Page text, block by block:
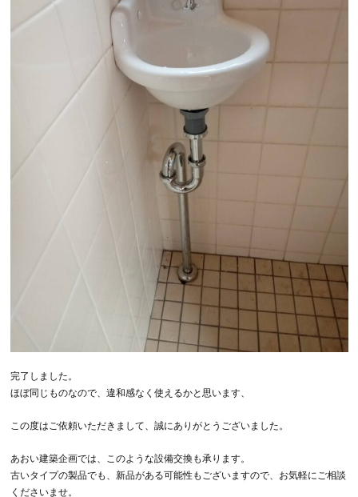
完了しました。
ほぼ同じものなので、違和感なく使えるかと思います、
この度はご依頼いただきまして、誠にありがとうございました。
あおい建築企画では、このような設備交換も承ります。
古いタイプの製品でも、新品がある可能性もございますので、お気軽にご相談
くださいませ。